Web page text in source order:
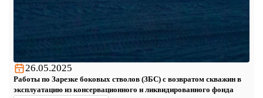
26.05.2025
Работы по Зарезке боковых стволов (ЗБС) с возвратом скважин в
эксплуатацию из консервационного и ликвидированного фонда